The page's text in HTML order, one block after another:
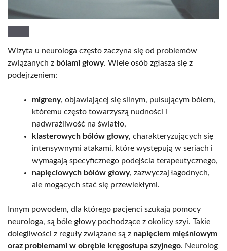
Wizyta u neurologa często zaczyna się od problemów
związanych z bólami głowy. Wiele osób zgłasza się z
podejrzeniem:
migreny, objawiającej się silnym, pulsującym bólem,
któremu często towarzyszą nudności i
nadwrażliwość na światło,
klasterowych bólów głowy, charakteryzujących się
intensywnymi atakami, które występują w seriach i
wymagają specyficznego podejścia terapeutycznego,
napięciowych bólów głowy, zazwyczaj łagodnych,
ale mogących stać się przewlekłymi.
Innym powodem, dla którego pacjenci szukają pomocy
neurologa, są bóle głowy pochodzące z okolicy szyi. Takie
dolegliwości z reguły związane są z napięciem mięśniowym
oraz problemami w obrębie kręgosłupa szyjnego. Neurolog